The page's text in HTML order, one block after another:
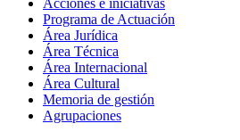
Programa de Actuación
Área Jurídica
Área Técnica
Área Internacional
Área Cultural
Memoria de gestión
Agrupaciones